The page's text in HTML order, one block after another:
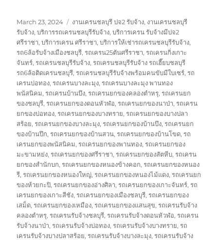
Posted
on
March 23, 2024 Tags
งานเครนชลบุรี ปจ2 รับจ้าง, งานเครนชลบุรี
รับจ้าง,บริการรถเครนชลบุรีรับจ้าง,บริการเครน รับจ้างมีปจ2
ศรีราชา,บริการเครน ศรีราชา,บริการให้เช่ารถเครนชลบุรีรับจ้าง,
รถ6ล้อรับจ้างเมืองชลบุรี,รถเครน25ตันศรีราชา,รถเครนกิ่งเกาะ
จันทร์,รถเครนชลบุรีรับจ้าง,รถเครนชลบุรีรับจ้าง รถเฮี๊ยบชลบุรี
รถ6ล้อติดเครนชลบุรี,รถเครนชลบุรีรับจ้างพร้อมคนขับมีใบเซร์,รถ
เครนบ่อทอง,รถเครนบางละมุง,รถเครนบางละมุง พานทอง
พนัสนิคม,รถเครนบ้านบึง,รถเครนยกของคลองตำหรุ,รถเครนยก
ของชลบุรี,รถเครนยกของดอนหัวฬ่อ,รถเครนยกของนาป่า,รถเครน
ยกของบ่อทอง,รถเครนยกของบางทราย,รถเครนยกของบางปลา
สร้อย,รถเครนยกของบางละมุง,รถเครนยกของบ้านบึง,รถเครนยก
ของบ้านปึก,รถเครนยกของบ้านสวน,รถเครนยกของบ้านโขด,รถ
เครนยกของพนัสนิคม,รถเครนยกของพานทอง,รถเครนยกของ
มะขามหย่ง,รถเครนยกของศรีราชา,รถเครนยกของสัตหีบ,รถเครน
ยกของสำนักบก,รถเครนยกของหนองข้างคอก,รถเครนยกของหนอง
รี,รถเครนยกของหนองใหญ่,รถเครนยกของหนองไม้แดง,รถเครนยก
ของห้วยกะปิ,รถเครนยกของอ่างศิลา,รถเครนยกของเกาะจันทร์,รถ
เครนยกของเกาะสีชัง,รถเครนยกของเมืองชลบุรี,รถเครนยกของ
เสม็ด,รถเครนยกของเหมือง,รถเครนยกของแสนสุข,รถเครนรับจ้าง
คลองตำหรุ,รถเครนรับจ้างชลบุรี,รถเครนรับจ้างดอนหัวฬ่อ,รถเครน
รับจ้างนาป่า,รถเครนรับจ้างบ่อทอง,รถเครนรับจ้างบางทราย,รถ
เครนรับจ้างบางปลาสร้อย,รถเครนรับจ้างบางละมุง,รถเครนรับจ้าง